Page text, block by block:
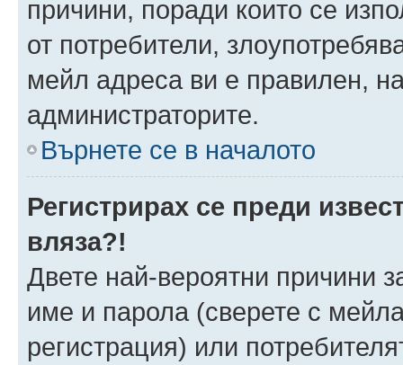
причини, поради които се
от потребители,
мейл адреса ви е правилен,
администраторите.
Върнете се в началото
Регистрирах се преди
вляза?!
Двете най-вероятни причини
име и парола (сверете с
регистрация) или